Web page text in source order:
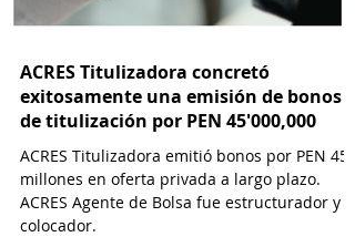
ACRES Titulizadora concretó
exitosamente una emisión de bonos
de titulización por PEN 45'000,000
ACRES Titulizadora emitió bonos por PEN 45
millones en oferta privada a largo plazo.
ACRES Agente de Bolsa fue estructurador y
colocador.